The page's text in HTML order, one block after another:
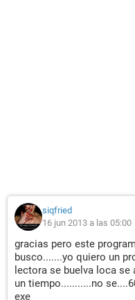
siqfried
16 jun 2013 a las 05:00
gracias pero este
busco.......yo quiero un
lectora se buelva loca
un tiempo...........no
exe